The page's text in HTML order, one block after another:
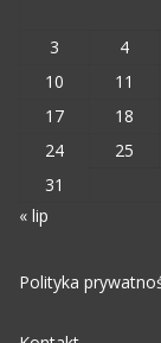
3
4
10
11
17
18
24
25
31
« lip
Polityka